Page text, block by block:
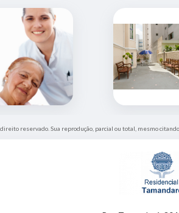
reservado. Sua reprodução, parcial ou total, mesmo